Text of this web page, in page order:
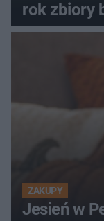
rok zbiory
ZAKUPY
Jesień w